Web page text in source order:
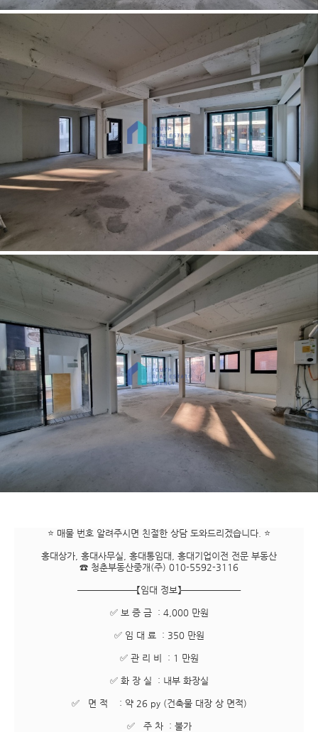
⭐ 매물 번호 알려주시면 친절한 상담 도와드리겠습니다. ⭐
홍대상가, 홍대사무실, 홍대통임대, 홍대기업이전 전문 부동산
☎ 청춘부동산중개(주) 010-5592-3116
━━━━━━━【임대 정보】━━━━━━━
✅ 보 증 금 : 4,000 만원
✅ 임 대 료 : 350 만원
✅ 관 리 비 : 1 만원
✅ 화 장 실 : 내부 화장실
✅ 면 적 : 약 26 py (건축물 대장 상 면적)
✅ 주 차 : 불가